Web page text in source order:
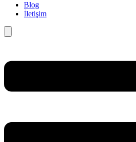
Blog
İletişim